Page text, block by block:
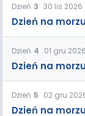
Dzień 3 30 lis 2026
Dzień na morzu
Dzień 4 01 gru
Dzień na morzu
Dzień 5 02 gru
Dzień na morzu